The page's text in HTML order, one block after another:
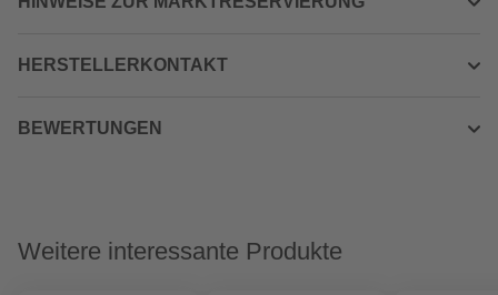
HERSTELLERKONTAKT
BEWERTUNGEN
Weitere interessante Produkte